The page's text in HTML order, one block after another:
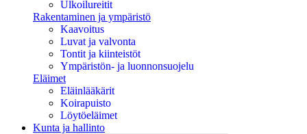
Ulkoilureitit
Rakentaminen ja ympäristö
Kaavoitus
Luvat ja valvonta
Tontit ja kiinteistöt
Ympäristön- ja luonnonsuojelu
Eläimet
Eläinlääkärit
Koirapuisto
Löytöeläimet
Kunta ja hallinto